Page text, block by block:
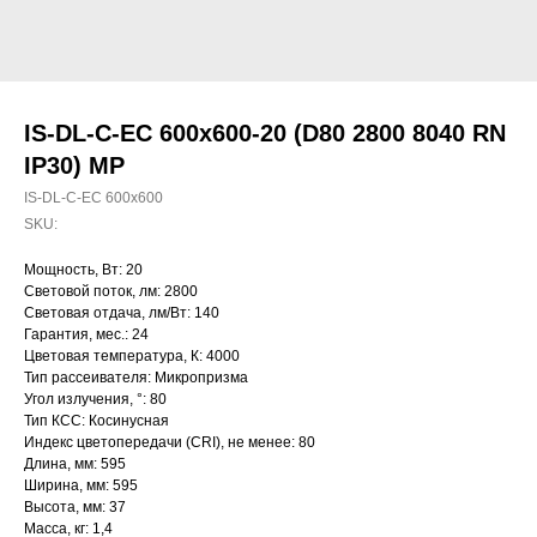
IS-DL-C-EC 600x600-20 (D80 2800 8040 RN
IP30) MP
IS-DL-C-EC 600x600
SKU:
Мощность, Вт: 20
Световой поток, лм: 2800
Световая отдача, лм/Вт: 140
Гарантия, мес.: 24
Цветовая температура, К: 4000
Тип рассеивателя: Микропризма
Угол излучения, °: 80
Тип КСС: Косинусная
Индекс цветопередачи (CRI), не менее: 80
Длина, мм: 595
Ширина, мм: 595
Высота, мм: 37
Масса, кг: 1,4